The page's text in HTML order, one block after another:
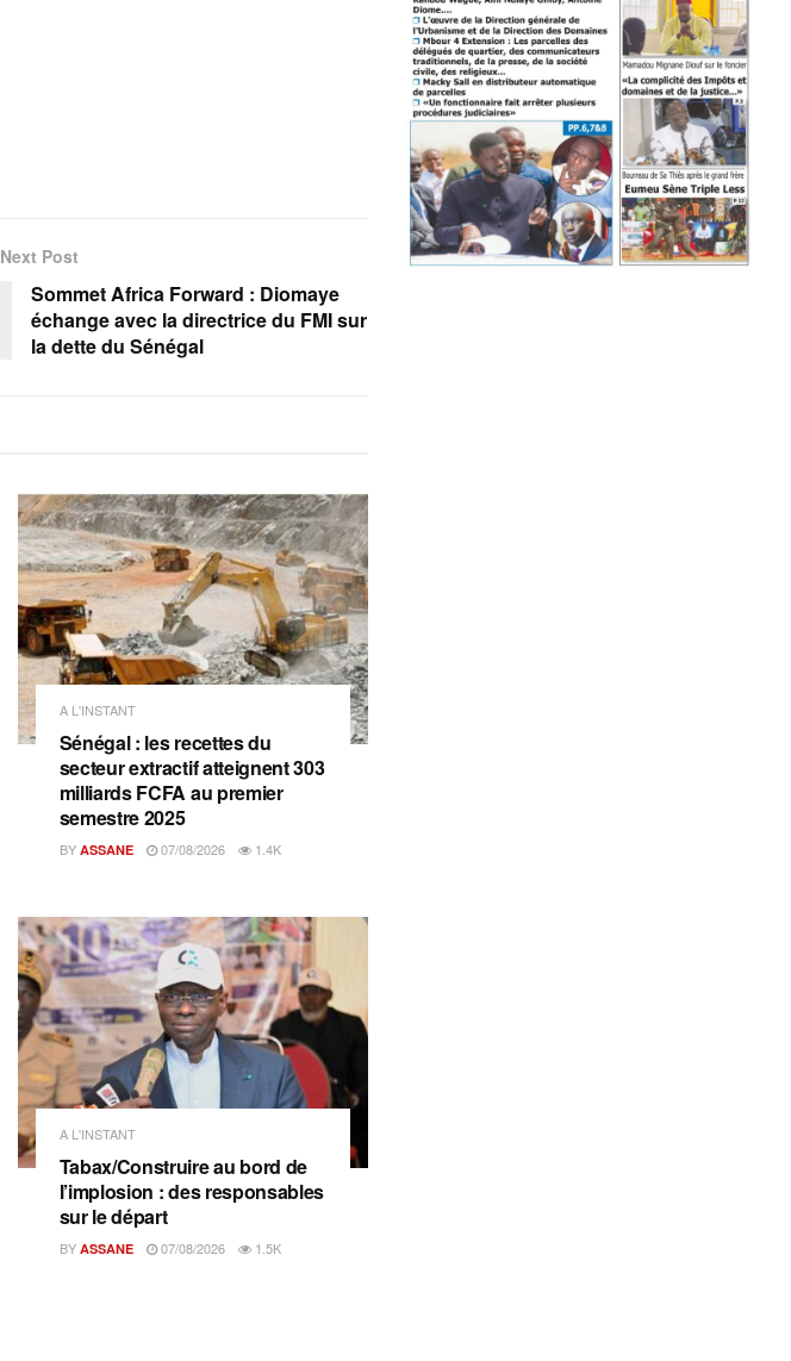
Next Post
Sommet Africa Forward : Diomaye
échange avec la directrice du FMI sur
la dette du Sénégal
A L'INSTANT
Sénégal : les recettes du
secteur extractif atteignent 303
milliards FCFA au premier
semestre 2025
BY ASSANE 07/08/2026 1.4K
A L'INSTANT
Tabax/Construire au bord de
l’implosion : des responsables
sur le départ
BY ASSANE 07/08/2026 1.5K